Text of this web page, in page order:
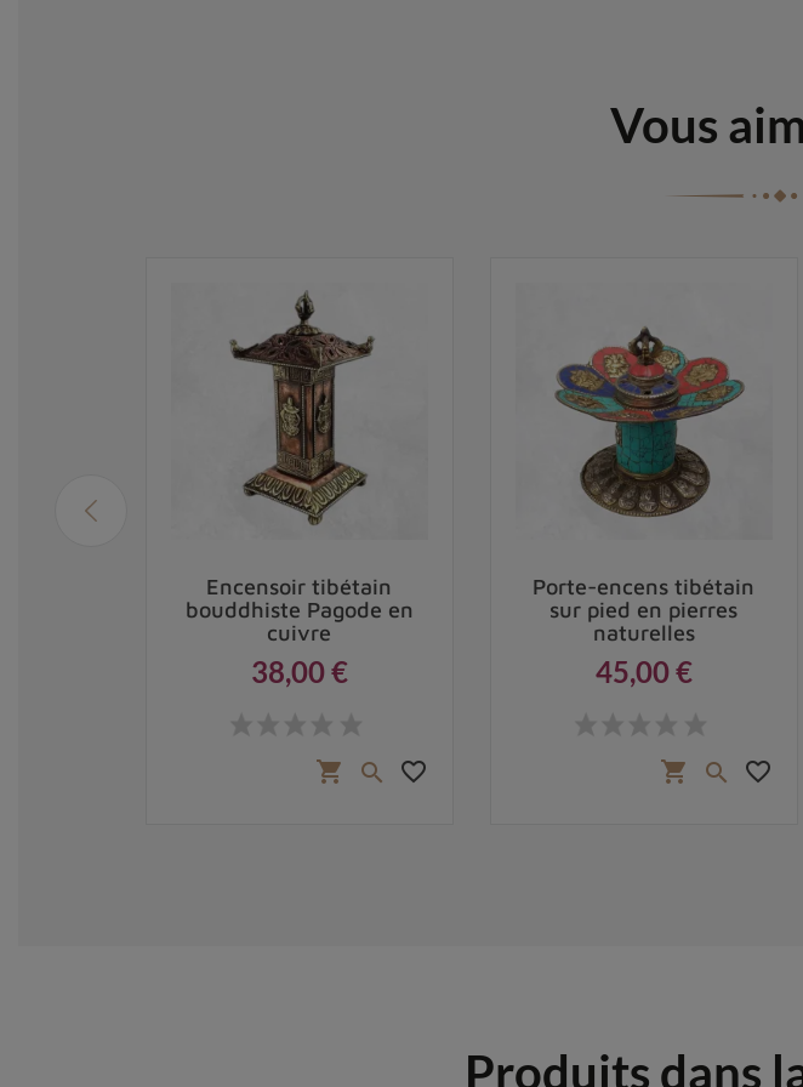
Vous
Encensoir tibétain
bouddhiste Pagode en
cuivre
38,00 €
shopping_cart  favorite_border
Porte-encens tibétain
sur pied en pierres
naturelles
45,00 €
shopping_cart  favorite_border
Produits dans